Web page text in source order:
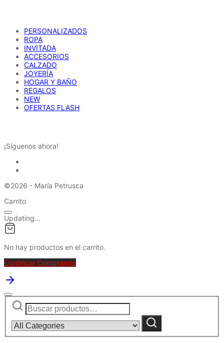
PERSONALIZADOS
ROPA
INVITADA
ACCESORIOS
CALZADO
JOYERÍA
HOGAR Y BAÑO
REGALOS
NEW
OFERTAS FLASH
¡Síguenos ahora!
©2026 - María Petrusca
Carrito
Updating…
No hay productos en el carrito.
Continuar Comprando
Buscar
por:
category:
Buscar